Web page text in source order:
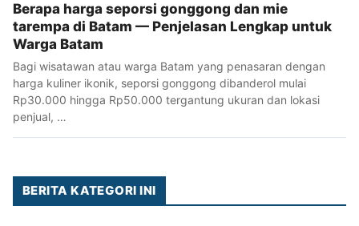
Berapa harga seporsi gonggong dan mie
tarempa di Batam — Penjelasan Lengkap untuk
Warga Batam
Bagi wisatawan atau warga Batam yang penasaran dengan
harga kuliner ikonik, seporsi gonggong dibanderol mulai
Rp30.000 hingga Rp50.000 tergantung ukuran dan lokasi
penjual, …
BERITA KATEGORI INI